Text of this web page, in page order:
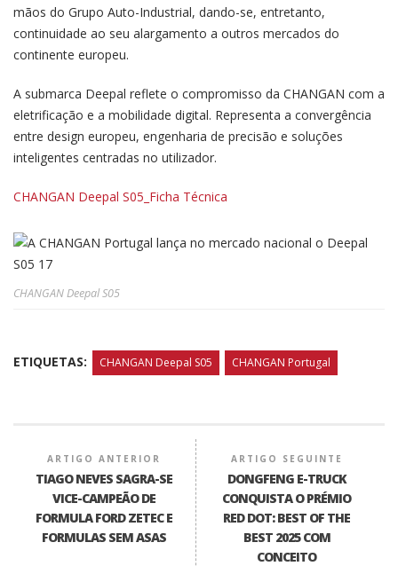
mãos do Grupo Auto-Industrial, dando-se, entretanto,
continuidade ao seu alargamento a outros mercados do
continente europeu.
A submarca Deepal reflete o compromisso da CHANGAN com a
eletrificação e a mobilidade digital. Representa a convergência
entre design europeu, engenharia de precisão e soluções
inteligentes centradas no utilizador.
CHANGAN Deepal S05_Ficha Técnica
CHANGAN Deepal S05
ETIQUETAS: CHANGAN Deepal S05 CHANGAN Portugal
ARTIGO ANTERIOR
TIAGO NEVES SAGRA-SE
VICE-CAMPEÃO DE
FORMULA FORD ZETEC E
FORMULAS SEM ASAS
ARTIGO SEGUINTE
DONGFENG E-TRUCK
CONQUISTA O PRÉMIO
RED DOT: BEST OF THE
BEST 2025 COM
CONCEITO